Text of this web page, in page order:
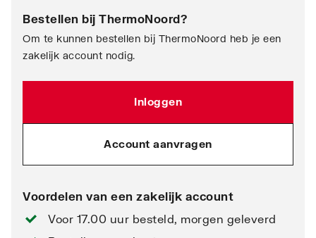
Bestellen bij ThermoNoord?
Om te kunnen bestellen bij ThermoNoord heb je een
zakelijk account nodig.
Inloggen
Account aanvragen
Voordelen van een zakelijk account
Voor 17.00 uur besteld, morgen geleverd